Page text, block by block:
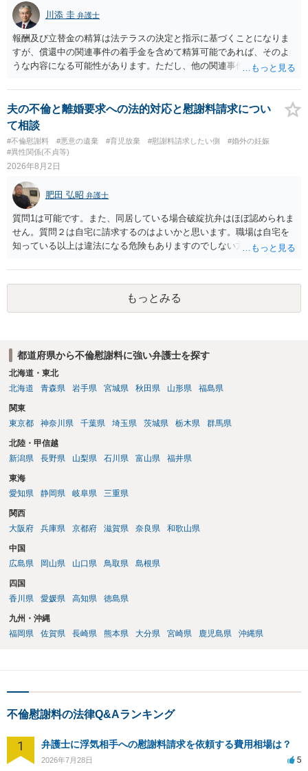
るのであれば，前向きに検討を進めるという考え方でもよいでしょ
う。慰謝料請求としては証拠として使えることが前提であり，その価
値と夫との関係との均衡のように思います。 ③行政書士に委任をして
いるのであれば，どのような内容の委任なのか不明ですが，その行政
書士との協議になると思います。請求するか，訴訟にするか，その点
の見極めや，相手方は性交類似行為は認めているのか，それさえも否
定しているのかによって，考え方・進め方は変わってくると思いま
す。 ④性交類似行為を認めているにもかかわらず支払を拒否するので
あれば，本人（行政書士でも同じだと思います。）への対応ではあま
り変わらないように思います。減額で折り合えるなら本人様の交渉で
もよいように思いますが，ゼロかどうかの観点であれば，訴訟に進む
しかなくなるようにも思います。そうしますと，お近くの弁護士に相
談して進めることを検討した方がよいようにも思います。
川添 圭 弁護士
報酬及び立替金の精算は法テラスの決定と指示に基づくことになりま
すが、償還中の関連事件の着手金を含めて精算可能であれば、そのよ
うな内容になる可能性があります。ただし、他の関連事件でも相手方
情によって対応が違いますので、法テラスへお尋ねいただいた方が確
実です。
夫の不倫と離婚要求への法的対応と慰謝料請求につい
て相談
#不倫慰謝料 #悪意の遺棄 #育児放棄 #慰謝料請求したい側
#婚外の妊娠
#異性関係(不貞等)
2026年8月2日
肥田 弘昭 弁護士
質問1は可能です。また、同居している場合破綻抗弁はほぼ認められま
せん。質問２は自宅に請求するのはよいかと思います。職場は自宅を
知っている以上は違法になる危険もありますのでしない方が良いで
かと思います。有責配偶者ですので相手方からの離婚は拒否しても仮
に訴訟されても法的に成立しません。質問５は認知すると養育費支払
い、相続権が発生します。合意があれば法的に可能ですが法律で強制
することはできません。質問６は可能です。質問７は不貞行為の写真
もっとみる
都道府県から不倫慰謝料に強い弁護士を探す
北海道・東北
北海道
青森県 岩手県 宮城県 秋田県 山形県 福島県
関東
東京都
神奈川県 千葉県 埼玉県 茨城県 栃木県 群馬県
北陸・甲信越
新潟県
長野県 山梨県 石川県 富山県 福井県
東海
愛知県
静岡県 岐阜県 三重県
関西
大阪府
兵庫県 京都府 滋賀県 奈良県 和歌山県
中国
広島県
岡山県 山口県 鳥取県 島根県
四国
香川県
愛媛県 高知県 徳島県
九州・沖縄
福岡県
佐賀県 長崎県 熊本県 大分県 宮崎県 鹿児島県 沖縄県
不倫慰謝料の法律Q&Aランキング
1 弁護士に浮気相手への慰謝料請求を依頼する費用相場は？
2026年7月28日 5